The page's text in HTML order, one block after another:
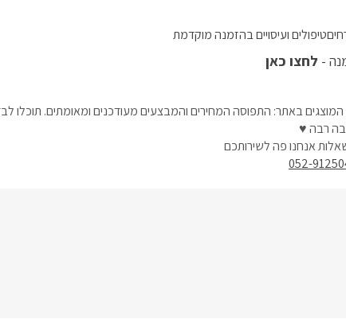
ועיסויים בהזמנה מוקדמת
- לחצו כאן
באתר: התפוסה המחירים והמבצעים מעודכנים ומאומתים. תוכלו
רבה ♥
אנחנו פה לשירותכם
052-